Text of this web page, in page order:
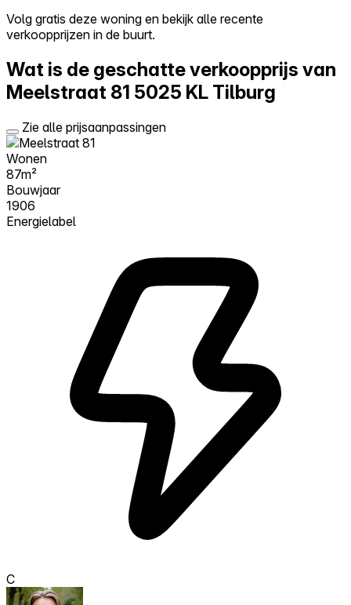
Log in
Volg gratis deze woning en bekijk alle recente
verkoopprijzen in de buurt.
Wat is de geschatte verkoopprijs van
Meelstraat 81 5025 KL Tilburg
Zie alle prijsaanpassingen
Wonen
87m²
Bouwjaar
1906
Energielabel
C